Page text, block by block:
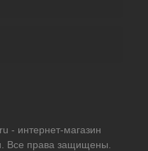
- интернет-магазин
Все права защищены.